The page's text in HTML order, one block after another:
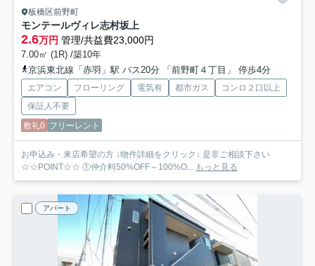
板橋区前野町
モンテールヴィレ志村坂上
2.6万円 管理/共益費23,000円
7.00㎡ (1R) /築10年
京浜東北線「赤羽」駅 バス20分 「前野町４丁目」 停歩4分
エアコン フローリング 電気有 都市ガス
コンロ２口以上
保証人不要
敷礼0 フリーレント
お申込み・来店希望の方 ↓物件詳細をクリック↓ 是非ご相談下さい
☆☆POINT☆☆ ①仲介料50%OFF～100%O...
もっと見る
アパート